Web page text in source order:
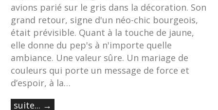
avions parié sur le gris dans la décoration. Son
grand retour, signe d'un néo-chic bourgeois,
était prévisible. Quant à la touche de jaune,
elle donne du pep's à n'importe quelle
ambiance. Une valeur sûre. Un mariage de
couleurs qui porte un message de force et
d’espoir, à la…
suite... →